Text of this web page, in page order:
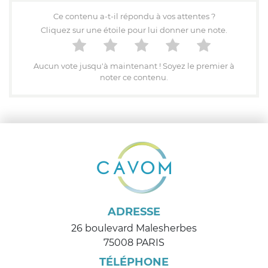
Ce contenu a-t-il répondu à vos attentes ?
Cliquez sur une étoile pour lui donner une note.
Aucun vote jusqu'à maintenant ! Soyez le premier à
noter ce contenu.
ADRESSE
26 boulevard Malesherbes
75008 PARIS
TÉLÉPHONE